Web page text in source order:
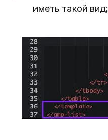
иметь такой вид;